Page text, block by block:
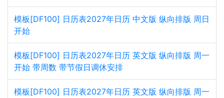
模板[DF100] 日历表2027年日历 中文版 纵向排版 周日
开始
模板[DF100] 日历表2027年日历 英文版 纵向排版 周一
开始 带周数 带节假日调休安排
模板[DF100] 日历表2027年日历 英文版 纵向排版 周一